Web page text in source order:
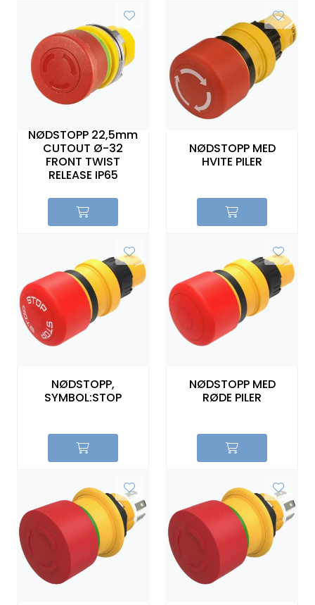
NØDSTOPP 22,5mm
CUTOUT Ø-32
FRONT TWIST
RELEASE IP65
NØDSTOPP MED
HVITE PILER
NØDSTOPP,
SYMBOL:STOP
NØDSTOPP MED
RØDE PILER